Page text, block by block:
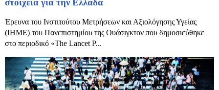
στοιχεία για την Ελλάδα
Έρευνα του Ινστιτούτου Μετρήσεων και Αξιολόγησης Υγείας
(IHME) του Πανεπιστημίου της Ουάσιγκτον που δημοσιεύθηκε
στο περιοδικό «The Lancet P...